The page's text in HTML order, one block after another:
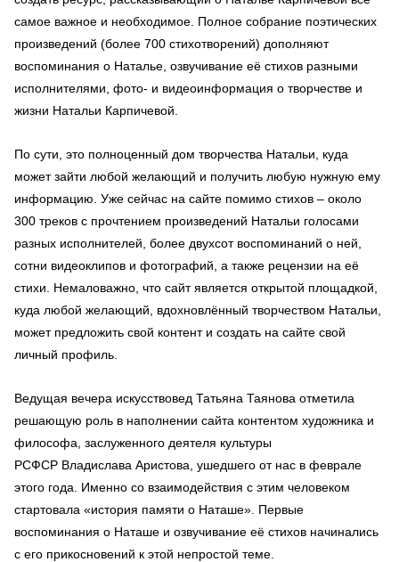
самое важное и необходимое. Полное собрание поэтических
произведений (более 700 стихотворений) дополняют
воспоминания о Наталье, озвучивание её стихов разными
исполнителями, фото- и видеоинформация о творчестве и
жизни Натальи Карпичевой.
По сути, это полноценный дом творчества Натальи, куда
может зайти любой желающий и получить любую нужную ему
информацию. Уже сейчас на сайте помимо стихов – около
300 треков с прочтением произведений Натальи голосами
разных исполнителей, более двухсот воспоминаний о ней,
сотни видеоклипов и фотографий, а также рецензии на её
стихи. Немаловажно, что сайт является открытой площадкой,
куда любой желающий, вдохновлённый творчеством Натальи,
может предложить свой контент и создать на сайте свой
личный профиль.
Ведущая вечера искусствовед Татьяна Таянова отметила
решающую роль в наполнении сайта контентом художника и
философа, заслуженного деятеля культуры
РСФСР Владислава Аристова, ушедшего от нас в феврале
этого года. Именно со взаимодействия с этим человеком
стартовала «история памяти о Наташе». Первые
воспоминания о Наташе и озвучивание её стихов начинались
с его прикосновений к этой непростой теме.